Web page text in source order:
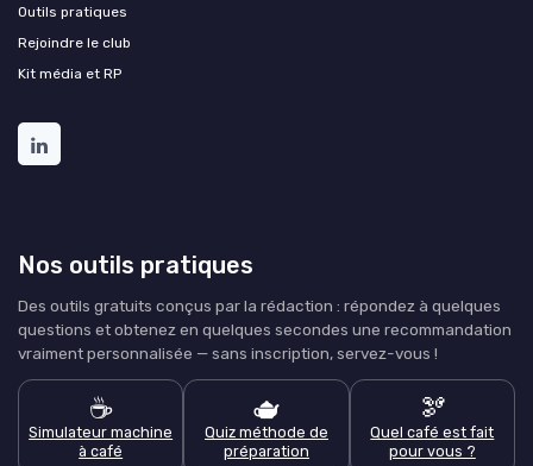
Outils pratiques
Rejoindre le club
Kit média et RP
Nos outils pratiques
Des outils gratuits conçus par la rédaction : répondez à quelques
questions et obtenez en quelques secondes une recommandation
vraiment personnalisée — sans inscription, servez-vous !
☕
Simulateur machine
à café
🫖
Quiz méthode de
préparation
🫘
Quel café est fait
pour vous ?